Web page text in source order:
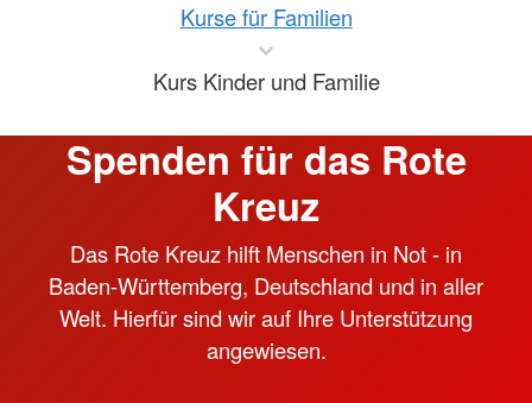
Kurse für Familien
Kurs Kinder und Familie
Spenden für das Rote
Kreuz
Das Rote Kreuz hilft Menschen in Not - in
Baden-Württemberg, Deutschland und in aller
Welt. Hierfür sind wir auf Ihre Unterstützung
angewiesen.